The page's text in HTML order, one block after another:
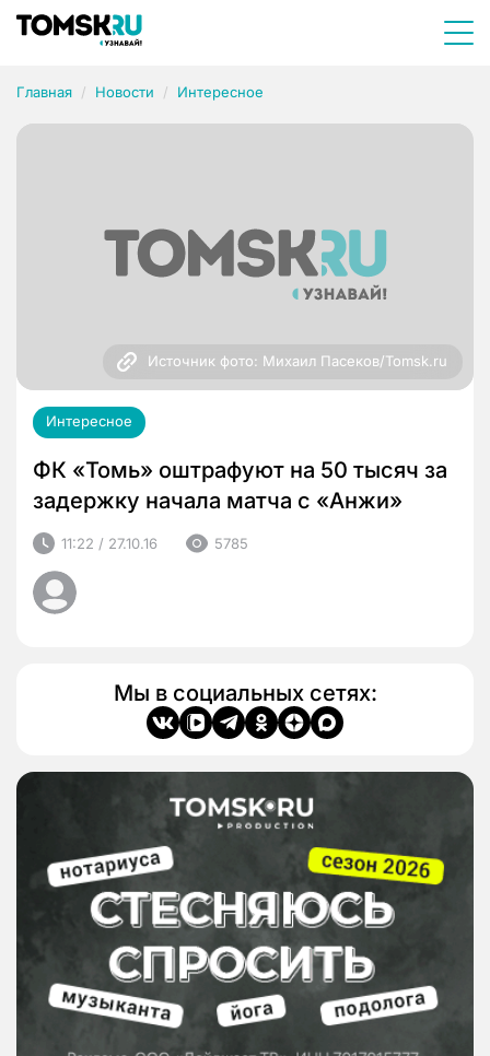
Главная Новости Интересное
Источник фото: Михаил Пасеков/Tomsk.ru
Интересное
ФК «Томь» оштрафуют на 50 тысяч за
задержку начала матча с «Анжи»
11:22 / 27.10.16 5785
Мы в социальных сетях: